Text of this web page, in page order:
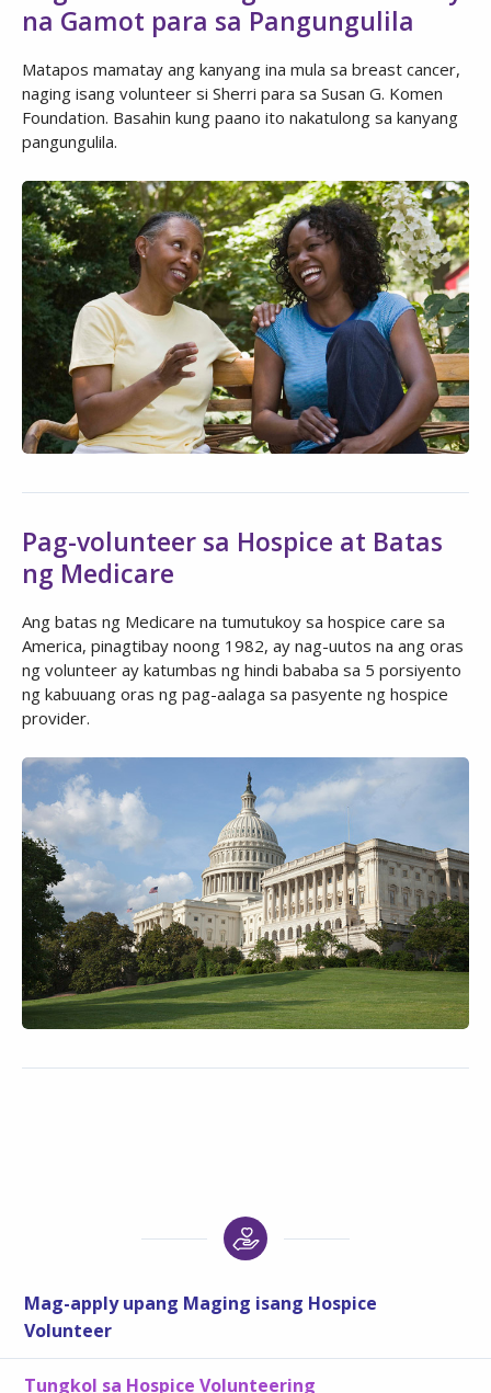
na Gamot para sa Pangungulila
Matapos mamatay ang kanyang ina mula sa breast cancer,
naging isang volunteer si Sherri para sa Susan G. Komen
Foundation. Basahin kung paano ito nakatulong sa kanyang
pangungulila.
Pag-volunteer sa Hospice at Batas
ng Medicare
Ang batas ng Medicare na tumutukoy sa hospice care sa
America, pinagtibay noong 1982, ay nag-uutos na ang oras
ng volunteer ay katumbas ng hindi bababa sa 5 porsiyento
ng kabuuang oras ng pag-aalaga sa pasyente ng hospice
provider.
Mag-apply upang Maging isang Hospice
Volunteer
Tungkol sa Hospice Volunteering